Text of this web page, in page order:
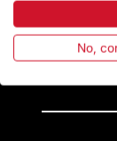
No,